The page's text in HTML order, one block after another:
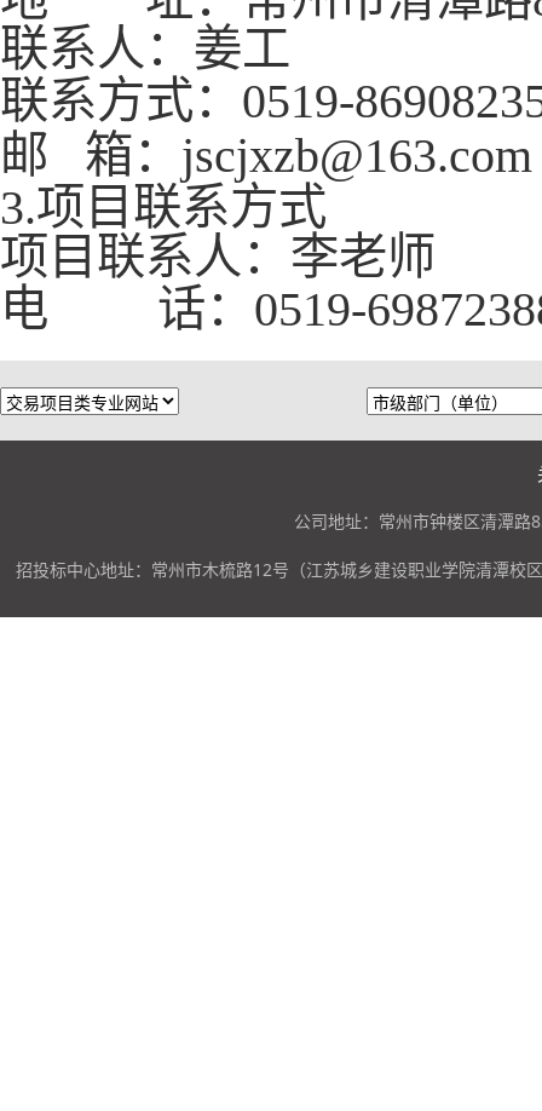
联系人：姜工
联系方式： 0519-
邮
箱： jscjxzb@163.com
3.项目联系方式
项目联系人：李老师
电
话： 0519-
公司地址：常州市钟楼区清潭路
招投标中心地址：常州市木梳路12号（江苏城乡建设职业学院清潭校